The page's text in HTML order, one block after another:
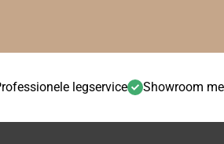
legservice Showroom